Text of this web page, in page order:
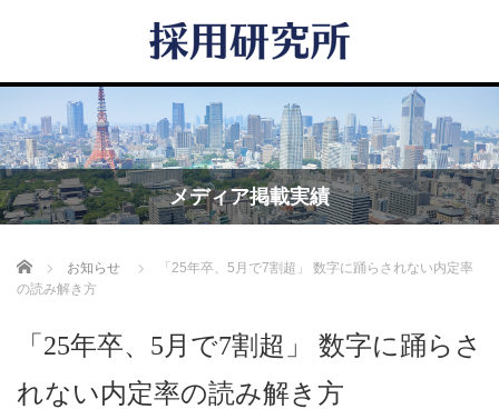
メディア掲載実績
Home お知らせ
「25年卒、5月で7割超」 数字に踊らされない内定率
の読み解き方
「25年卒、5月で7割超」 数字に踊らさ
れない内定率の読み解き方